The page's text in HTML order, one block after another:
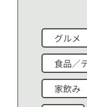
グルメ
食品／
家飲み